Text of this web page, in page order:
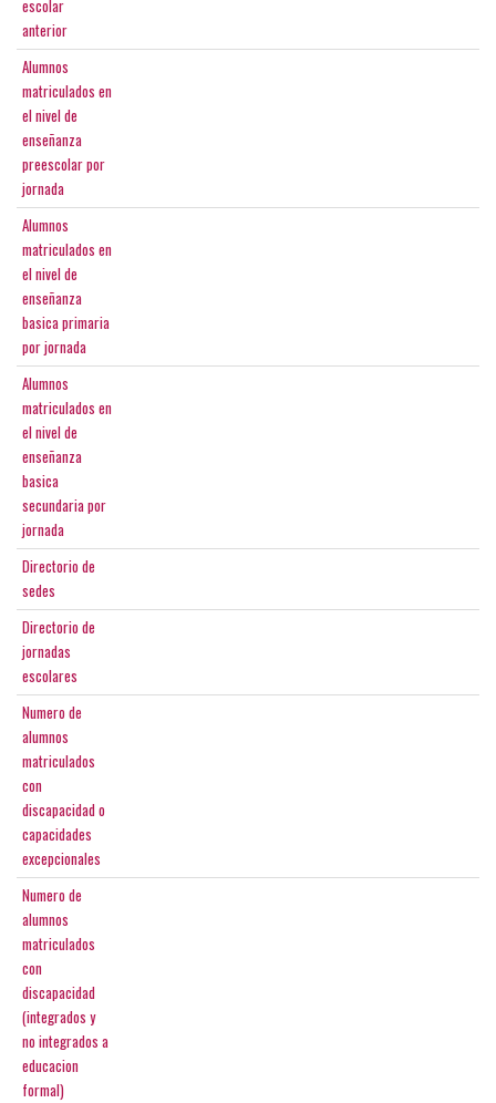
escolar
anterior
Alumnos
matriculados en
el nivel de
enseñanza
preescolar por
jornada
Alumnos
matriculados en
el nivel de
enseñanza
basica primaria
por jornada
Alumnos
matriculados en
el nivel de
enseñanza
basica
secundaria por
jornada
Directorio de
sedes
Directorio de
jornadas
escolares
Numero de
alumnos
matriculados
con
discapacidad o
capacidades
excepcionales
Numero de
alumnos
matriculados
con
discapacidad
(integrados y
no integrados a
educacion
formal)